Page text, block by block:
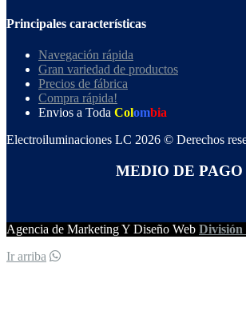
Principales características
Navegación rápida
Gran variedad de productos
Precios de fábrica
Compra rápida!
Envios a Toda Colombia
Electroiluminaciones LC 2026 © Derechos
MEDIO DE PAGO
Agencia de Marketing Y Diseño Web
Ir arriba